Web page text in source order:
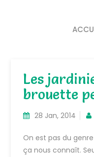
Les
brouette
28 Jan, 2014
On est pas du
ça nous connaît.